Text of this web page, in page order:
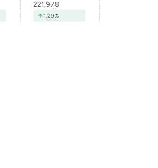
221.978
1.29%